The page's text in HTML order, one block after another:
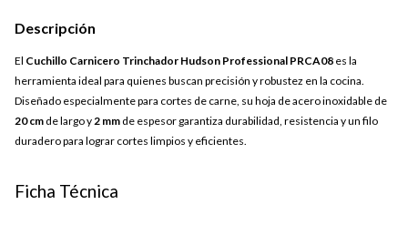
Descripción
El Cuchillo Carnicero Trinchador Hudson Professional PRCA08 es la
herramienta ideal para quienes buscan precisión y robustez en la cocina.
Diseñado especialmente para cortes de carne, su hoja de acero inoxidable de
20 cm de largo y 2 mm de espesor garantiza durabilidad, resistencia y un filo
duradero para lograr cortes limpios y eficientes.
Ficha Técnica